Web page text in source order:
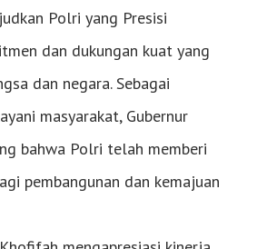
Polri yang Presisi
dan dukungan kuat yang
dan negara. Sebagai
masyarakat, Gubernur
bahwa Polri telah memberi
pembangunan dan kemajuan